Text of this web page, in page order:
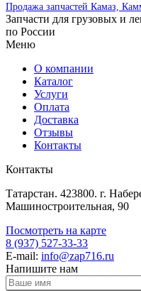
Продажа запчастей Камаз,
Запчасти для грузовых и
по России
Меню
О компании
Каталог
Услуги
Оплата
Доставка
Отзывы
Контакты
Контакты
Татарстан. 423800. г.
Машиностроительная, 90
Посмотреть на карте
8 (937) 527-33-33
E-mail: info@zap716.ru
Напишите нам